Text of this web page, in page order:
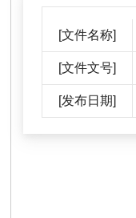
[文件名称]
[文件文号]
[发布日期]